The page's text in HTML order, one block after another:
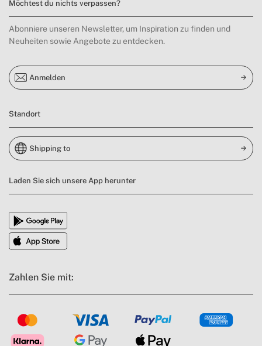
Möchtest du nichts verpassen?
Abonniere unseren Newsletter, um Inspiration zu finden und
Neuheiten sowie Angebote zu entdecken.
Anmelden
Standort
Shipping to
Laden Sie sich unsere App herunter
Zahlen Sie mit: